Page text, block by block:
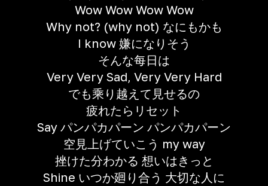
Wow Wow Wow Wow
Why not? (why not) なにもかも
I know 嫌になりそう
そんな每日は
Very Very Sad, Very Very Hard
でも乘り越えて見せるの
疲れたらリセット
Say パンパカパーン パンパカパーン
空見上げていこう my way
挫けた分わかる 想いはきっと
Shine いつか廻り合う 大切な人に